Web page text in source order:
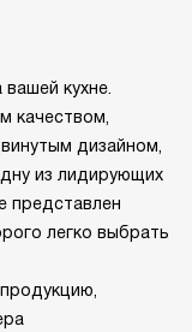
кухне.
качеством,
дизайном,
из лидирующих
представлен
легко выбрать